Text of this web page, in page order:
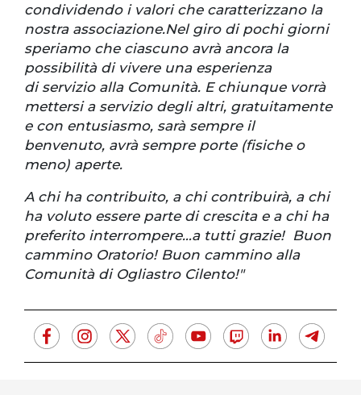
condividendo i valori che caratterizzano la
nostra associazione.Nel giro di pochi giorni
speriamo che ciascuno avrà ancora la
possibilità di vivere una esperienza
di servizio alla Comunità. E chiunque vorrà
mettersi a servizio degli altri, gratuitamente
e con entusiasmo, sarà sempre il
benvenuto, avrà sempre porte (fisiche o
meno) aperte.
A chi ha contribuito, a chi contribuirà, a chi
ha voluto essere parte di crescita e a chi ha
preferito interrompere…a tutti grazie! Buon
cammino Oratorio! Buon cammino alla
Comunità di Ogliastro Cilento!"